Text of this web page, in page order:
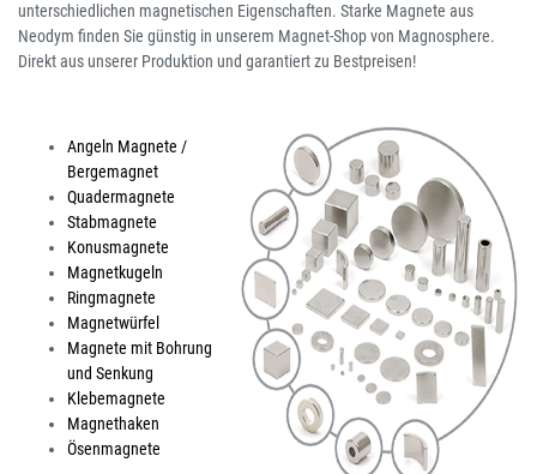
unterschiedlichen magnetischen Eigenschaften. Starke Magnete aus
Neodym finden Sie günstig in unserem Magnet-Shop von Magnosphere.
Direkt aus unserer Produktion und garantiert zu Bestpreisen!
Angeln Magnete /
Bergemagnet
Quadermagnete
Stabmagnete
Konusmagnete
Magnetkugeln
Ringmagnete
Magnetwürfel
Magnete mit Bohrung
und Senkung
Klebemagnete
Magnethaken
Ösenmagnete